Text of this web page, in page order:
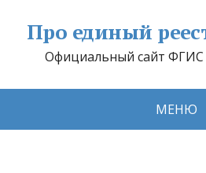
Про единый
Официальный сайт ФГИС
МЕНЮ